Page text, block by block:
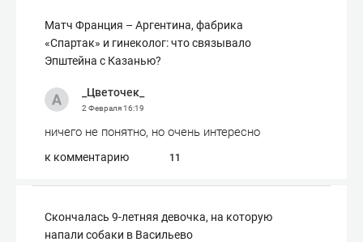
Матч Франция – Аргентина, фабрика
«Спартак» и гинеколог: что связывало
Эпштейна с Казанью?
_Цветочек_
2 Февраля16:19
ничего не понятно, но очень интересно
к комментарию 11
Скончалась 9-летняя девочка, на которую
напали собаки в Васильево